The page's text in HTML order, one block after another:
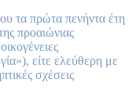
τα πρώτα πενήντα έτη
προαιώνιας
είτε ελεύθερη με
σχέσεις